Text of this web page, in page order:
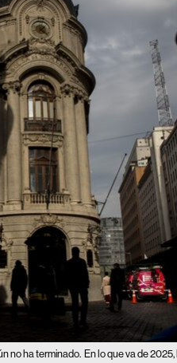
no ha terminado. En lo que va de